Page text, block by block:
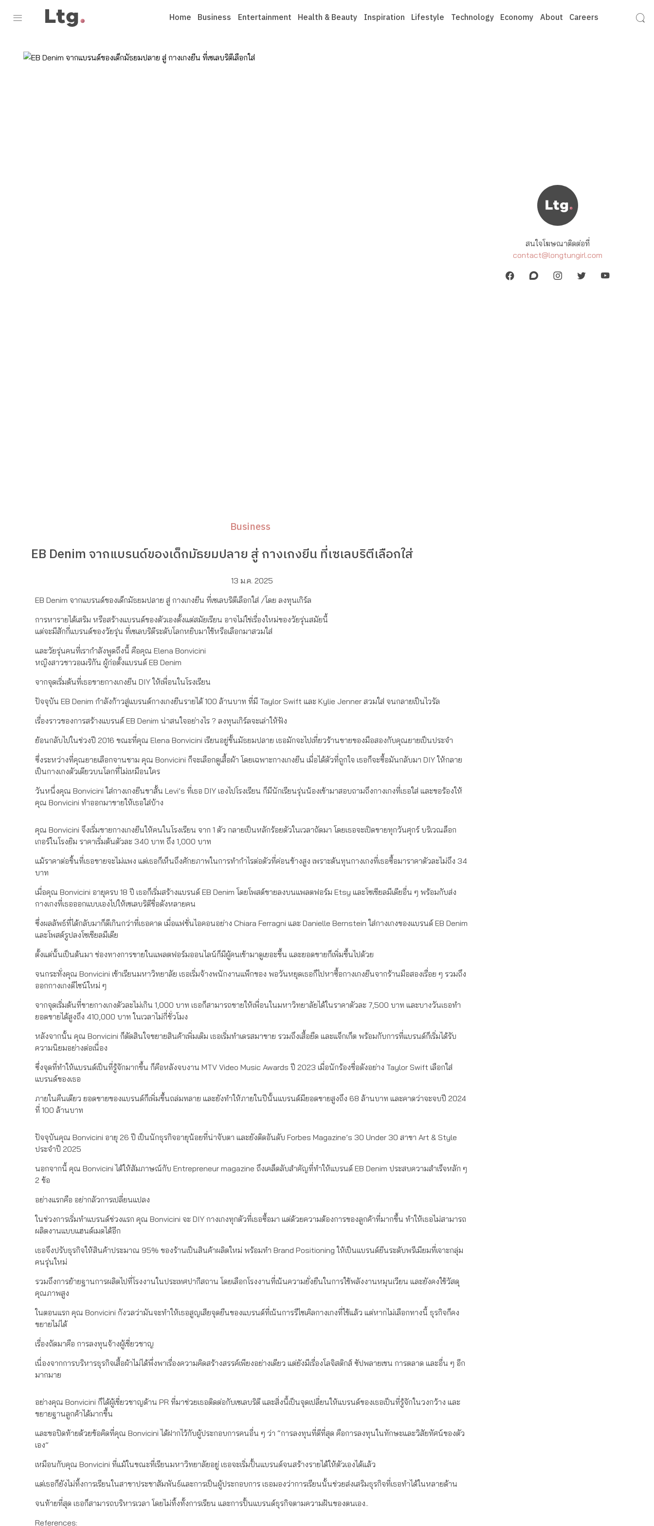
Home Business Entertainment Health & Beauty Inspiration Lifestyle Technology Economy About Careers
Business
EB Denim จากแบรนด์ของเด็กมัธยมปลาย สู่ กางเกงยีน ที่เซเลบริตีเลือกใส่
13 ม.ค. 2025
EB Denim จากแบรนด์ของเด็กมัธยมปลาย สู่ กางเกงยีน ที่เซเลบริตีเลือกใส่ /โดย ลงทุนเกิร์ล
การหารายได้เสริม หรือสร้างแบรนด์ของตัวเองตั้งแต่สมัยเรียน อาจไม่ใช่เรื่องใหม่ของวัยรุ่นสมัยนี้
แต่จะมีสักกี่แบรนด์ของวัยรุ่น ที่เซเลบริตีระดับโลกหยิบมาใช้หรือเลือกมาสวมใส่
และวัยรุ่นคนที่เรากำลังพูดถึงนี้ คือคุณ Elena Bonvicini
หญิงสาวชาวอเมริกัน ผู้ก่อตั้งแบรนด์ EB Denim
จากจุดเริ่มต้นที่เธอขายกางเกงยีน DIY ให้เพื่อนในโรงเรียน
ปัจจุบัน EB Denim กำลังก้าวสู่แบรนด์กางเกงยีนรายได้ 100 ล้านบาท ที่มี Taylor Swift และ Kylie Jenner สวมใส่ จนกลายเป็นไวรัล
เรื่องราวของการสร้างแบรนด์ EB Denim น่าสนใจอย่างไร ? ลงทุนเกิร์ลจะเล่าให้ฟัง
ย้อนกลับไปในช่วงปี 2016 ขณะที่คุณ Elena Bonvicini เรียนอยู่ชั้นมัธยมปลาย เธอมักจะไปเที่ยวร้านขายของมือสองกับคุณยายเป็นประจำ
ซึ่งระหว่างที่คุณยายเลือกจานชาม คุณ Bonvicini ก็จะเลือกดูเสื้อผ้า โดยเฉพาะกางเกงยีน เมื่อได้ตัวที่ถูกใจ เธอก็จะซื้อมันกลับมา DIY ให้กลาย
เป็นกางเกงตัวเดียวบนโลกที่ไม่เหมือนใคร
วันหนึ่งคุณ Bonvicini ใส่กางเกงยีนขาสั้น Levi’s ที่เธอ DIY เองไปโรงเรียน ก็มีนักเรียนรุ่นน้องเข้ามาสอบถามถึงกางเกงที่เธอใส่ และขอร้องให้
คุณ Bonvicini ทำออกมาขายให้เธอใส่บ้าง
คุณ Bonvicini จึงเริ่มขายกางเกงยีนให้คนในโรงเรียน จาก 1 ตัว กลายเป็นหลักร้อยตัวในเวลาถัดมา โดยเธอจะเปิดขายทุกวันศุกร์ บริเวณล็อก
เกอร์ในโรงยิม ราคาเริ่มต้นตัวละ 340 บาท ถึง 1,000 บาท
แม้ราคาต่อชิ้นที่เธอขายจะไม่แพง แต่เธอก็เห็นถึงศักยภาพในการทำกำไรต่อตัวที่ค่อนข้างสูง เพราะต้นทุนกางเกงที่เธอซื้อมาราคาตัวละไม่ถึง 34
บาท
เมื่อคุณ Bonvicini อายุครบ 18 ปี เธอก็เริ่มสร้างแบรนด์ EB Denim โดยโพสต์ขายลงบนแพลตฟอร์ม Etsy และโซเชียลมีเดียอื่น ๆ พร้อมกับส่ง
กางเกงที่เธอออกแบบเองไปให้เซเลบริตีชื่อดังหลายคน
ซึ่งผลลัพธ์ที่ได้กลับมาก็ดีเกินกว่าที่เธอคาด เมื่อแฟชั่นไอคอนอย่าง Chiara Ferragni และ Danielle Bernstein ใส่กางเกงของแบรนด์ EB Denim
และโพสต์รูปลงโซเชียลมีเดีย
ตั้งแต่นั้นเป็นต้นมา ช่องทางการขายในแพลตฟอร์มออนไลน์ก็มีผู้คนเข้ามาดูเยอะขึ้น และยอดขายก็เพิ่มขึ้นไปด้วย
จนกระทั่งคุณ Bonvicini เข้าเรียนมหาวิทยาลัย เธอเริ่มจ้างพนักงานแพ็กของ พอวันหยุดเธอก็ไปหาซื้อกางเกงยีนจากร้านมือสองเรื่อย ๆ รวมถึง
ออกกางเกงดิไซน์ใหม่ ๆ
จากจุดเริ่มต้นที่ขายกางเกงตัวละไม่เกิน 1,000 บาท เธอก็สามารถขายให้เพื่อนในมหาวิทยาลัยได้ในราคาตัวละ 7,500 บาท และบางวันเธอทำ
ยอดขายได้สูงถึง 410,000 บาท ในเวลาไม่กี่ชั่วโมง
หลังจากนั้น คุณ Bonvicini ก็ตัดสินใจขยายสินค้าเพิ่มเติม เธอเริ่มทำเดรสมาขาย รวมถึงเสื้อยืด และแจ็กเก็ต พร้อมกับการที่แบรนด์ก็เริ่มได้รับ
ความนิยมอย่างต่อเนื่อง
ซึ่งจุดที่ทำให้แบรนด์เป็นที่รู้จักมากขึ้น ก็คือหลังจบงาน MTV Video Music Awards ปี 2023 เมื่อนักร้องชื่อดังอย่าง Taylor Swift เลือกใส่
แบรนด์ของเธอ
ภายในคืนเดียว ยอดขายของแบรนด์ก็เพิ่มขึ้นถล่มทลาย และยังทำให้ภายในปีนั้นแบรนด์มียอดขายสูงถึง 68 ล้านบาท และคาดว่าจะจบปี 2024
ที่ 100 ล้านบาท
ปัจจุบันคุณ Bonvicini อายุ 26 ปี เป็นนักธุรกิจอายุน้อยที่น่าจับตา และยังติดอันดับ Forbes Magazine’s 30 Under 30 สาขา Art & Style
ประจำปี 2025
นอกจากนี้ คุณ Bonvicini ได้ให้สัมภาษณ์กับ Entrepreneur magazine ถึงเคล็ดลับสำคัญที่ทำให้แบรนด์ EB Denim ประสบความสำเร็จหลัก ๆ
2 ข้อ
อย่างแรกคือ อย่ากลัวการเปลี่ยนแปลง
ในช่วงการเริ่มทำแบรนด์ช่วงแรก คุณ Bonvicini จะ DIY กางเกงทุกตัวที่เธอซื้อมา แต่ด้วยความต้องการของลูกค้าที่มากขึ้น ทำให้เธอไม่สามารถ
ผลิตงานแบบแฮนด์เมดได้อีก
เธอจึงปรับธุรกิจให้สินค้าประมาณ 95% ของร้านเป็นสินค้าผลิตใหม่ พร้อมทำ Brand Positioning ให้เป็นแบรนด์ยีนระดับพรีเมียมที่เจาะกลุ่ม
คนรุ่นใหม่
รวมถึงการย้ายฐานการผลิตไปที่โรงงานในประเทศปากีสถาน โดยเลือกโรงงานที่เน้นความยั่งยืนในการใช้พลังงานหมุนเวียน และยังคงใช้วัสดุ
คุณภาพสูง
ในตอนแรก คุณ Bonvicini กังวลว่ามันจะทำให้เธอสูญเสียจุดยืนของแบรนด์ที่เน้นการรีไซเคิลกางเกงที่ใช้แล้ว แต่หากไม่เลือกทางนี้ ธุรกิจก็คง
ขยายไม่ได้
เรื่องถัดมาคือ การลงทุนจ้างผู้เชี่ยวชาญ
เนื่องจากการบริหารธุรกิจเสื้อผ้าไม่ได้พึ่งพาเรื่องความคิดสร้างสรรค์เพียงอย่างเดียว แต่ยังมีเรื่องโลจิสติกส์ ซัปพลายเชน การตลาด และอื่น ๆ อีก
มากมาย
อย่างคุณ Bonvicini ก็ได้ผู้เชี่ยวชาญด้าน PR ที่มาช่วยเธอติดต่อกับเซเลบริตี และสิ่งนี้เป็นจุดเปลี่ยนให้แบรนด์ของเธอเป็นที่รู้จักในวงกว้าง และ
ขยายฐานลูกค้าได้มากขึ้น
และขอปิดท้ายด้วยข้อคิดที่คุณ Bonvicini ได้ฝากไว้กับผู้ประกอบการคนอื่น ๆ ว่า “การลงทุนที่ดีที่สุด คือการลงทุนในทักษะและวิสัยทัศน์ของตัว
เอง”
เหมือนกับคุณ Bonvicini ที่แม้ในขณะที่เรียนมหาวิทยาลัยอยู่ เธอจะเริ่มปั้นแบรนด์จนสร้างรายได้ให้ตัวเองได้แล้ว
แต่เธอก็ยังไม่ทิ้งการเรียนในสาขาประชาสัมพันธ์และการเป็นผู้ประกอบการ เธอมองว่าการเรียนนั้นช่วยส่งเสริมธุรกิจที่เธอทำได้ในหลายด้าน
จนท้ายที่สุด เธอก็สามารถบริหารเวลา โดยไม่ทิ้งทั้งการเรียน และการปั้นแบรนด์ธุรกิจตามความฝันของตนเอง..
References:
สนใจโฆษณาติดต่อที่
contact@longtungirl.com